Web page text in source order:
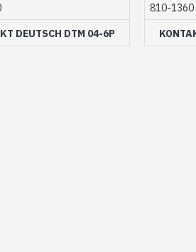
DEUTSCH DTM 04-6P
810-1360